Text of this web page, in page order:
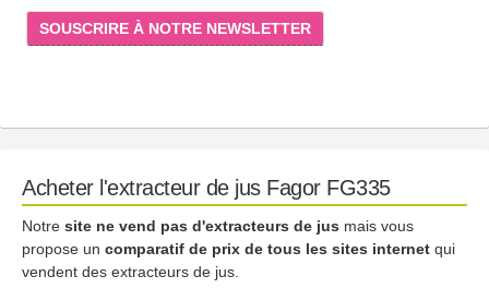
SOUSCRIRE À NOTRE NEWSLETTER
Acheter l'extracteur de jus Fagor FG335
Notre site ne vend pas d'extracteurs de jus mais vous
propose un comparatif de prix de tous les sites internet qui
vendent des extracteurs de jus.